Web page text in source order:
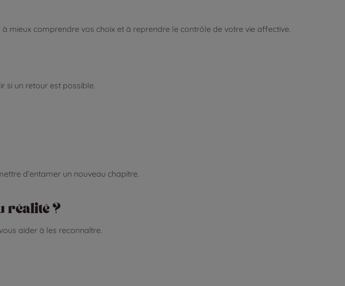
mieux comprendre vos choix et à reprendre le contrôle de votre vie affective.
si un retour est possible.
d’entamer un nouveau chapitre.
réalité ?
aider à les reconnaître.